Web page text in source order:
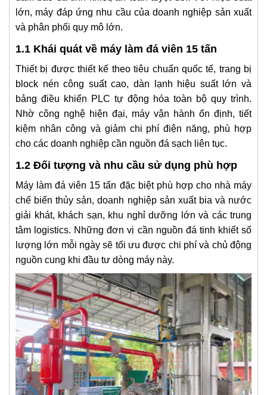
lớn, máy đáp ứng nhu cầu của doanh nghiệp sản xuất
và phân phối quy mô lớn.
1.1 Khái quát về máy làm đá viên 15 tấn
Thiết bị được thiết kế theo tiêu chuẩn quốc tế, trang bị
block nén công suất cao, dàn lạnh hiệu suất lớn và
bảng điều khiển PLC tự động hóa toàn bộ quy trình.
Nhờ công nghệ hiện đại, máy vận hành ổn định, tiết
kiệm nhân công và giảm chi phí điện năng, phù hợp
cho các doanh nghiệp cần nguồn đá sạch liên tục.
1.2 Đối tượng và nhu cầu sử dụng phù hợp
Máy làm đá viên 15 tấn đặc biệt phù hợp cho nhà máy
chế biến thủy sản, doanh nghiệp sản xuất bia và nước
giải khát, khách sạn, khu nghỉ dưỡng lớn và các trung
tâm logistics. Những đơn vị cần nguồn đá tinh khiết số
lượng lớn mỗi ngày sẽ tối ưu được chi phí và chủ động
nguồn cung khi đầu tư dòng máy này.